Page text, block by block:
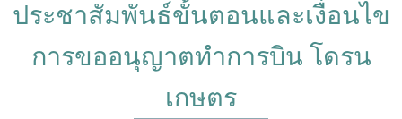
ประชาสัมพันธ์ขั้นตอนและเงื่อนไข
การขออนุญาตทำการบิน โดรน
เกษตร